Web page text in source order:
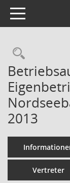
Toggle navigation
2013
Vertreter